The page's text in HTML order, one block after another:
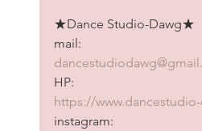
★Dance Studio-Dawg★
mail:
HP:
https://
instagram: